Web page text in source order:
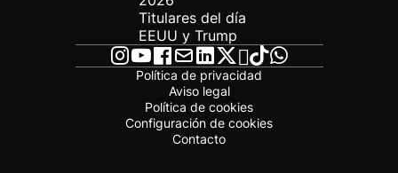
Titulares del día
EEUU y Trump
Política de privacidad
Aviso legal
Política de cookies
Configuración de cookies
Contacto